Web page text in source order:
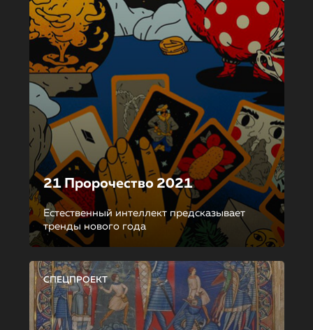
21 Пророчество 2021
Естественный интеллект предсказывает
тренды нового года
СПЕЦПРОЕКТ